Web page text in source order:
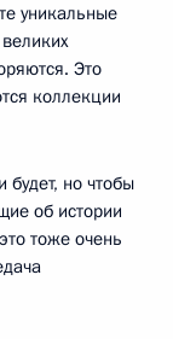
уникальные
Это
коллекции
будет, но чтобы
об истории
тоже очень